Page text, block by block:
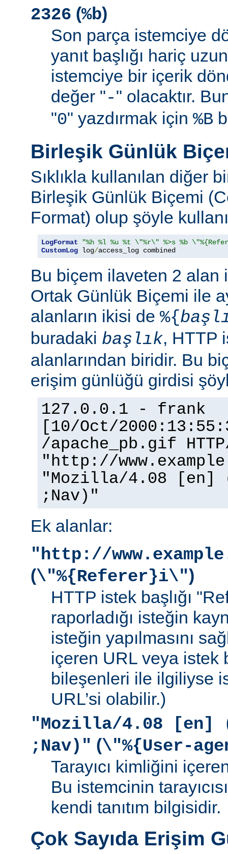
2326 (%b)
Son parça istemciye
yanıt başlığı hariç
istemciye bir içerik
değer "-" olacaktır.
"0" yazdırmak için %B
Birleşik Günlük
Sıklıkla kullanılan diğer
Birleşik Günlük Biçemi
Format) olup şöyle
LogFormat
"%h %l %u %t \"%r\" %>s %b
CustomLog log/access_log combined
Bu biçem ilaveten 2 alan
Ortak Günlük Biçemi ile
alanların ikisi de %{
buradaki başlık, HTTP
alanlarından biridir. Bu
erişim günlüğü girdisi
127.0.0.1 - frank
[10/Oct/
/apache_pb.gif
"http://
"Mozilla/4.08 [en]
;Nav)"
Ek alanlar:
"http://
(\"%{Referer}i\")
HTTP istek başlığı
raporladığı isteğin
isteğin yapılmasını
içeren URL veya istek
bileşenleri ile ilgiliyse
URL’si olabilir.)
"Mozilla/4.08 [en]
;Nav)" (\"%{User-
Tarayıcı kimliğini
Bu istemcinin
kendi tanıtım bilgisidir.
Çok Sayıda Erişim